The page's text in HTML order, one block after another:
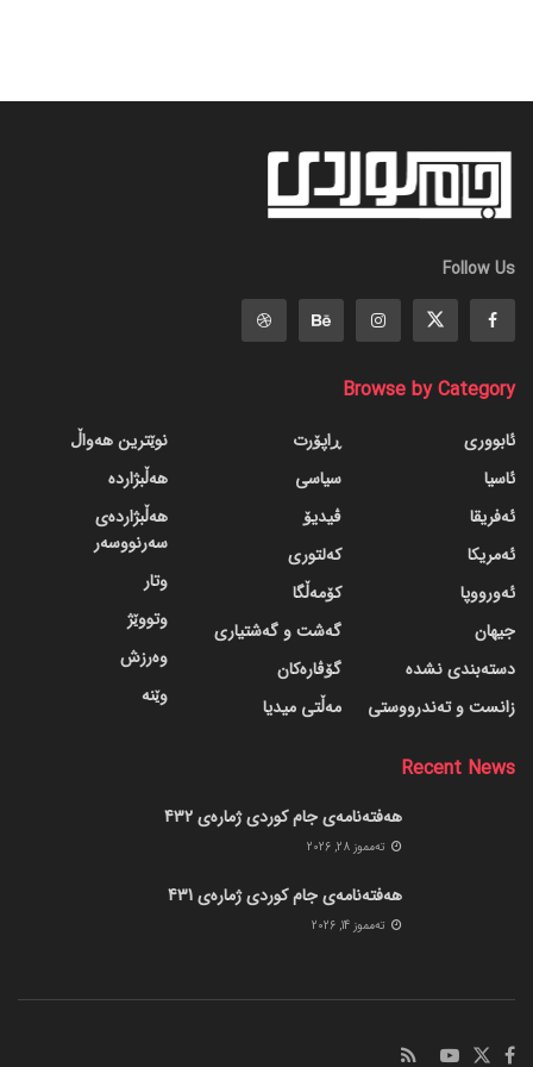
Follow Us
Browse by Category
ئابووری
ئاسیا
ئەفریقا
ئەمریکا
ئەورووپا
جیهان
دسته‌بندی نشده
زانست و تەندرووستی
ڕاپۆرت
سیاسی
ڤیدیۆ
کەلتوری
کۆمەڵگا
گه‌شت و گه‌شتیاری
گۆڤاره‌کان
مەڵتی میدیا
نوێترین هەواڵ
هەڵبژاردە
هەڵبژاردەی
سەرنووسەر
وتار
وتووێژ
وەرزش
وێنە
Recent News
هەفتەنامەی جام کوردی ژمارەی 432
ته‌مموز 28, 2026
هەفتەنامەی جام کوردی ژمارەی 431
ته‌مموز 14, 2026